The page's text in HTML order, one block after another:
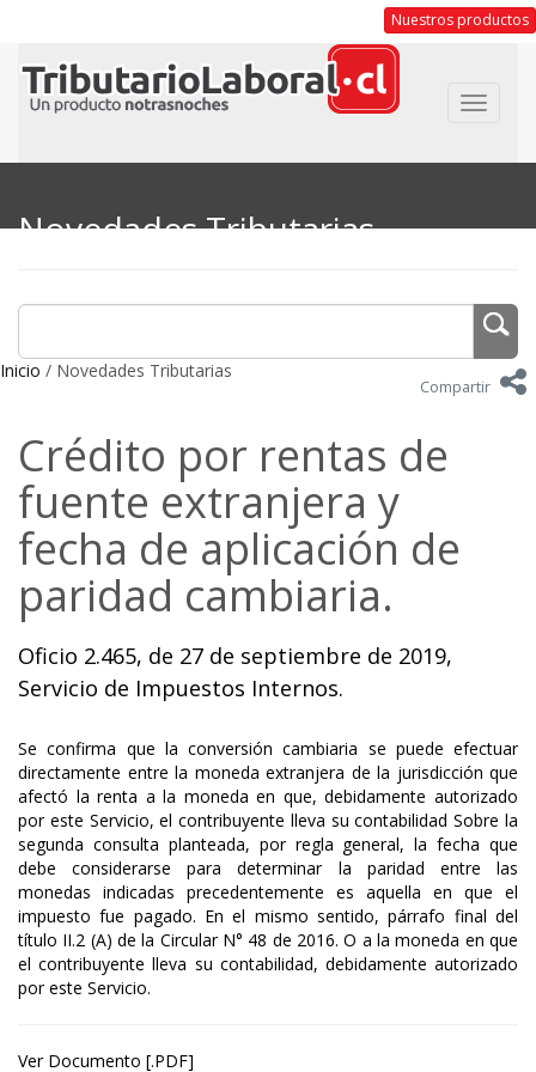
Nuestros productos
Toggle
Novedades Tributarias
Inicio / Novedades Tributarias
Compartir
Crédito por rentas de
fuente extranjera y
fecha de aplicación de
paridad cambiaria.
Oficio 2.465, de 27 de septiembre de 2019,
Servicio de Impuestos Internos.
Se confirma que la conversión cambiaria se puede efectuar
directamente entre la moneda extranjera de la jurisdicción que
afectó la renta a la moneda en que, debidamente autorizado
por este Servicio, el contribuyente lleva su contabilidad Sobre la
segunda consulta planteada, por regla general, la fecha que
debe considerarse para determinar la paridad entre las
monedas indicadas precedentemente es aquella en que el
impuesto fue pagado. En el mismo sentido, párrafo final del
título II.2 (A) de la Circular N° 48 de 2016. O a la moneda en que
el contribuyente lleva su contabilidad, debidamente autorizado
por este Servicio.
Ver Documento [.PDF]